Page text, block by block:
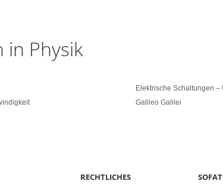
in Physik
Elektrische Schaltungen –
Galileo Galilei
RECHTLICHES